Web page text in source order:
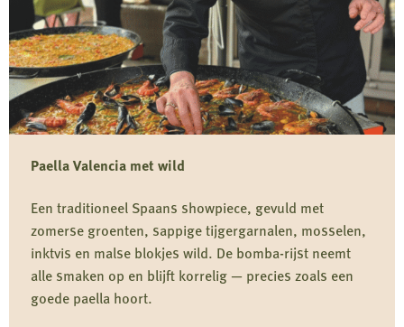
Selvaggi
met
wildgehakt
Paella Valencia met wild
Een traditioneel Spaans showpiece, gevuld met
zomerse groenten, sappige tijgergarnalen, mosselen,
inktvis en malse blokjes wild. De bomba-rijst neemt
alle smaken op en blijft korrelig — precies zoals een
goede paella hoort.